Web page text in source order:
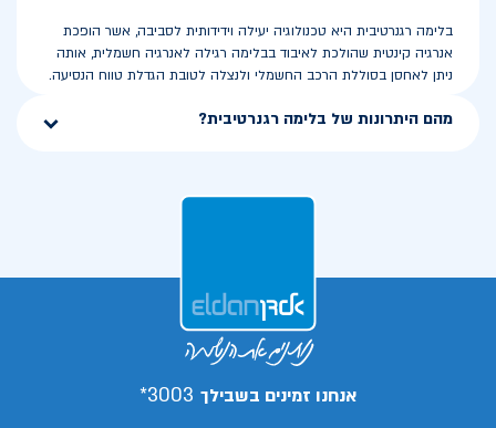
בלימה רגנרטיבית היא טכנולוגיה יעילה וידידותית לסביבה, אשר הופכת
אנרגיה קינטית שהולכת לאיבוד בבלימה רגילה לאנרגיה חשמלית, אותה
ניתן לאחסן בסוללת הרכב החשמלי ולנצלה לטובת הגדלת טווח הנסיעה.
מהם היתרונות של בלימה רגנרטיבית?
אנחנו זמינים בשבילך 3003*